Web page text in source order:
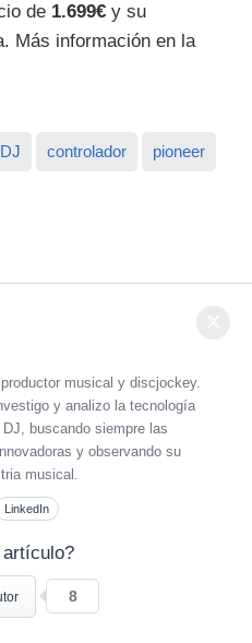
de 1.699€ y su
Más información en la
controlador pioneer
musical y discjockey.
y analizo la tecnología
buscando siempre las
y observando su
musical.
LinkedIn
artículo?
8